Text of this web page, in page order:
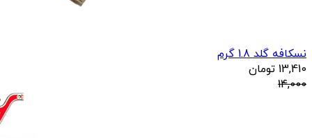
نسکافه گلد 1.8 گرم
13,410 تومان
14,000